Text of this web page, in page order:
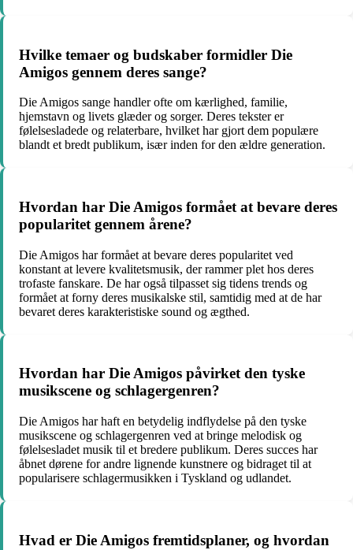
Hvilke temaer og budskaber formidler Die
Amigos gennem deres sange?
Die Amigos sange handler ofte om kærlighed, familie,
hjemstavn og livets glæder og sorger. Deres tekster er
følelsesladede og relaterbare, hvilket har gjort dem populære
blandt et bredt publikum, især inden for den ældre generation.
Hvordan har Die Amigos formået at bevare deres
popularitet gennem årene?
Die Amigos har formået at bevare deres popularitet ved
konstant at levere kvalitetsmusik, der rammer plet hos deres
trofaste fanskare. De har også tilpasset sig tidens trends og
formået at forny deres musikalske stil, samtidig med at de har
bevaret deres karakteristiske sound og ægthed.
Hvordan har Die Amigos påvirket den tyske
musikscene og schlagergenren?
Die Amigos har haft en betydelig indflydelse på den tyske
musikscene og schlagergenren ved at bringe melodisk og
følelsesladet musik til et bredere publikum. Deres succes har
åbnet dørene for andre lignende kunstnere og bidraget til at
popularisere schlagermusikken i Tyskland og udlandet.
Hvad er Die Amigos fremtidsplaner, og hvordan